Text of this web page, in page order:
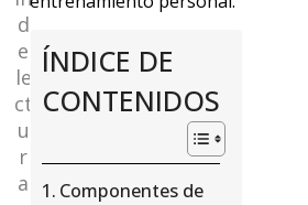
d
e
le
ct
u
r
a
ÍNDICE DE
CONTENIDOS
Componentes de